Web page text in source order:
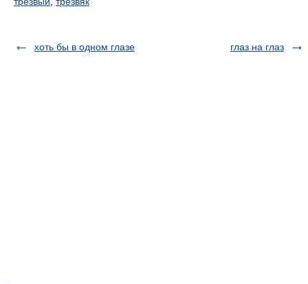
хоть бы в одном глазе глаз на глаз